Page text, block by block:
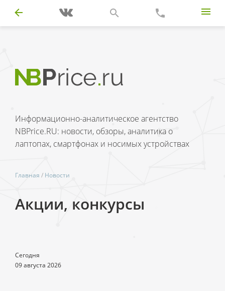
Информационно-аналитическое агентство
NBPrice.RU: новости, обзоры, аналитика о
лаптопах, смартфонах и носимых устройствах
Главная / Новости
Акции, конкурсы
Сегодня
09 августа 2026